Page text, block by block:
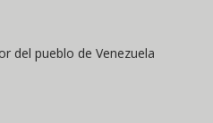
del pueblo de Venezuela